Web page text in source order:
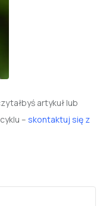
artykuł lub
– skontaktuj się z